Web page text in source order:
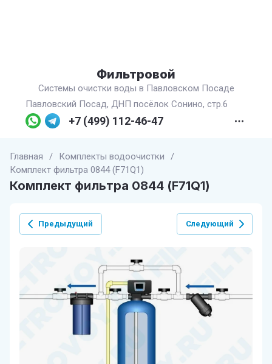
Фильтровой
Системы очистки воды в Павловском Посаде
Павловский Посад, ДНП посёлок Сонино, стр.6
+7 (499) 112-46-47
Главная / Комплекты водоочистки
/
Комплект фильтра 0844 (F71Q1)
Комплект фильтра 0844 (F71Q1)
Предыдущий Следующий